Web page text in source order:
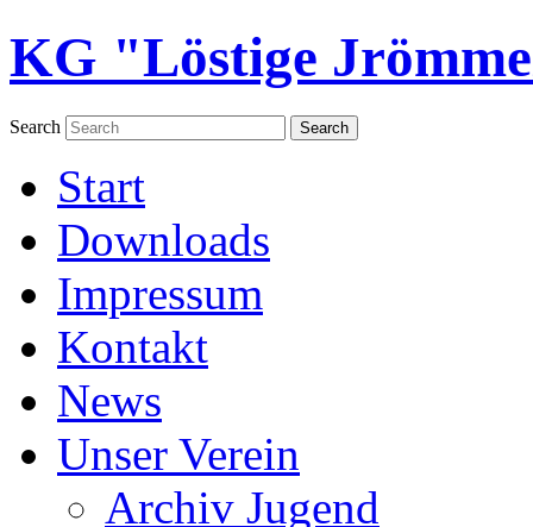
KG "Löstige
Search
Start
Downloads
Impressum
Kontakt
News
Unser Verein
Archiv Jugend